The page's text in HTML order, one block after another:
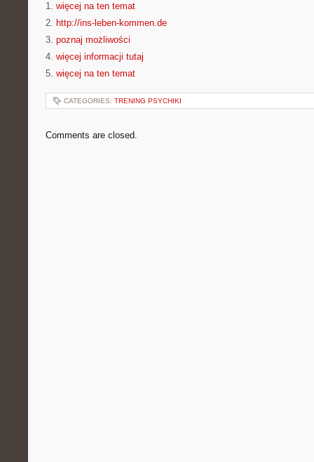
1. więcej na ten temat
2. http://ins-leben-kommen.de
3. poznaj możliwości
4. więcej informacji tutaj
5. więcej na ten temat
CATEGORIES: TRENING PSYCHIKI
Comments are closed.